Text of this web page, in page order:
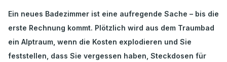
Ein neues Badezimmer ist eine aufregende Sache – bis die
erste Rechnung kommt. Plötzlich wird aus dem Traumbad
ein Alptraum, wenn die Kosten explodieren und Sie
feststellen, dass Sie vergessen haben, Steckdosen für